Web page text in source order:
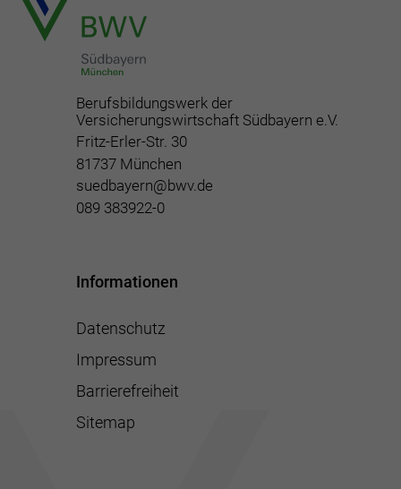
Berufsbildungswerk der
Versicherungswirtschaft Südbayern e.V.
Fritz-Erler-Str. 30
81737 München
suedbayern@bwv.de
089 383922-0
Informationen
Datenschutz
Impressum
Barrierefreiheit
Sitemap